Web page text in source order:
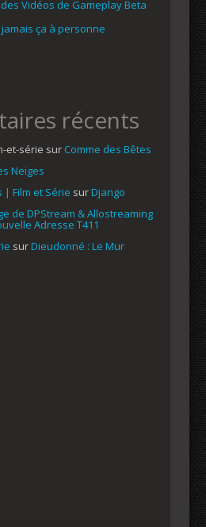
Vidéos de Gameplay Beta
ça à personne
récents
et-série sur Comme des Bêtes
Neiges
Film et Série surDjango
de DPStream & Allostreaming
Adresse T411
surDieudonné : Le Mur